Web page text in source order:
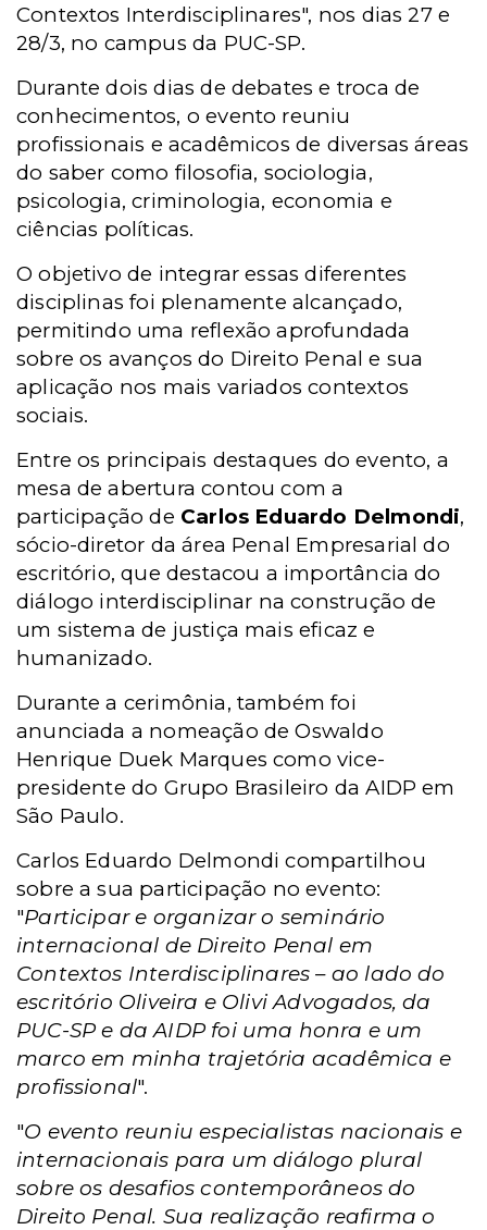
Contextos Interdisciplinares", nos dias 27 e
28/3, no campus da PUC-SP.
Durante dois dias de debates e troca de
conhecimentos, o evento reuniu
profissionais e acadêmicos de diversas áreas
do saber como filosofia, sociologia,
psicologia, criminologia, economia e
ciências políticas.
O objetivo de integrar essas diferentes
disciplinas foi plenamente alcançado,
permitindo uma reflexão aprofundada
sobre os avanços do Direito Penal e sua
aplicação nos mais variados contextos
sociais.
Entre os principais destaques do evento, a
mesa de abertura contou com a
participação de Carlos Eduardo Delmondi,
sócio-diretor da área Penal Empresarial do
escritório, que destacou a importância do
diálogo interdisciplinar na construção de
um sistema de justiça mais eficaz e
humanizado.
Durante a cerimônia, também foi
anunciada a nomeação de Oswaldo
Henrique Duek Marques como vice-
presidente do Grupo Brasileiro da AIDP em
São Paulo.
Carlos Eduardo Delmondi compartilhou
sobre a sua participação no evento:
"Participar e organizar o seminário
internacional de Direito Penal em
Contextos Interdisciplinares – ao lado do
escritório Oliveira e Olivi Advogados, da
PUC-SP e da AIDP foi uma honra e um
marco em minha trajetória acadêmica e
profissional".
"O evento reuniu especialistas nacionais e
internacionais para um diálogo plural
sobre os desafios contemporâneos do
Direito Penal. Sua realização reafirma o